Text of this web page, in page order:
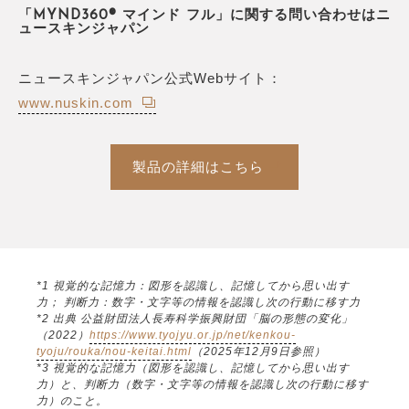
「MYND360® マインド フル」に関する問い合わせはニ
ュースキンジャパン
ニュースキンジャパン公式Webサイト：
www.nuskin.com
製品の詳細はこちら
*1 視覚的な記憶力：図形を認識し、記憶してから思い出す
力； 判断力：数字・文字等の情報を認識し次の行動に移す力
*2 出典 公益財団法人長寿科学振興財団「脳の形態の変化」
（2022） https://www.tyojyu.or.jp/net/kenkou-
tyoju/rouka/nou-keitai.html （2025年12月9日参照）
*3 視覚的な記憶力（図形を認識し、記憶してから思い出す
力）と、判断力（数字・文字等の情報を認識し次の行動に移す
力）のこと。